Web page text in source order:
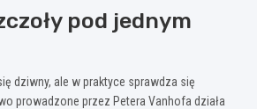
pod jednym
dziwny, ale w praktyce sprawdza się
prowadzone przez Petera Vanhofa działa